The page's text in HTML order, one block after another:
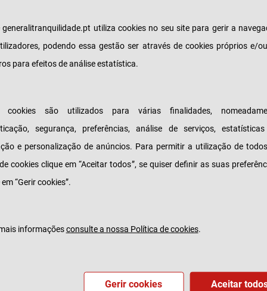
do sucesso da colaboração na edição
em Monserrate, esta segunda edição do
os valores fundamentais da
musical e com uma programação mais
a 17 de setembro, 6 dias de concertos, com
e poesia, em 3 palcos diferentes e com 44
traço comum – uma abertura incondicional a
https://jazzemmonserrate.pt/
generalitranquilidade.pt utiliza cookies no seu site para gerir a
podendo essa gestão ser através de cookies próprios e/
para efeitos de análise estatística.
cookies são utilizados para várias finalidades,
segurança, preferências, análise de serviços,
e personalização de anúncios. Para permitir a utilização de
cookies clique em “Aceitar todos”, se quiser definir as suas
“Gerir cookies”.
informaçõesconsulte a nossa Política de cookies.
Gerir cookies Aceitar